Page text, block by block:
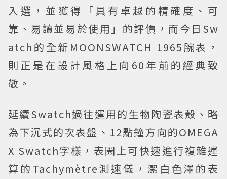
入選，並獲得「具有卓越的精確度、可
靠、易讀並易於使用」的評價，而今日Sw
atch的全新MOONSWATCH 1965腕表，
則正是在設計風格上向60年前的經典致
敬。
延續Swatch過往運用的生物陶瓷表殼、略
為下沉式的次表盤、12點鐘方向的OMEGA
X Swatch字樣，表圈上可快速進行複雜運
算的Tachymètre測速儀，潔白色澤的表